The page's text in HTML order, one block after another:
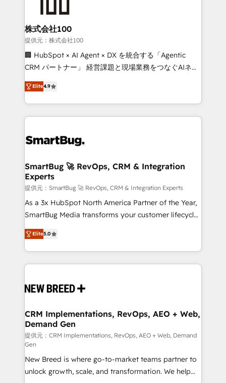
and build AI-powered workflows that drive adoption
from week one, in your time zone. What we do ➤
Onboarding: Live in weeks, with workflows built
around your business, not a template. ➤ Migration:
Move from any legacy CRM. Zero downtime, full data
run your revenue process. Sales, marketing, and
service wired together. ➤ AI and Integrations: Layer
tune-ups, feature rollouts, adoption coaching. Buying
HubSpot, switching to it, or reviving a stale portal?
We are built for the work.
株式会社100
提供元：株式会社100
🏢 HubSpot × AI Agent × DX を統合する「Agentic
CRM パートナー」 経営課題と現場業務をつなぐAIネイ
ティブ・エージェンシーとして、HubSpot Eliteの実装
力で顧客フロント業務を再設計します。 💡 100inc は何
をする会社か？ HubSpotを共通基盤に、AIエージェン
トを組み込んだ顧客フロント業務（マーケティング・営
ィブ・エージェンシーです。事業部・グループ会社・部
を、CRMを軸とした全社共通基盤に再構築します。意
思決定者・PMO・現場担当者に並走します。 1️⃣
HubSpot導入・活用支援 顧客データの一元化から、
GTMの見える化・自動化まで。全Hub統合運用、デー
タ品質設計、グループ横断のCRM統合に対応します。
の一部をAIが自律実行する組織への移行を設計・実装。
Breeze・Claude等をHubSpotと連携させ、役割定義・
革を、構想から実装・定着までPMOとして主導。「設
の統合・浸透・変革管理を実行します。 ▸ CMS戦略設
計・構築：リード獲得・CVR・SEOを前提にした情報設
計・導線設計・テンプレート設計をContent Hubで一体
提供。 ▸ 既存CRM・MAからの移行支援：Salesforce・
Marketo・Pardot等からの移行、カスタム設計、履歴
データ移行と活用設計まで。 ▸ AEO対応：ChatGPT・
Elite4.9
SmartBug 🚀 RevOps, CRM & Integration
Experts
提供元：SmartBug 🚀 RevOps, CRM & Integration Experts
As a 3x HubSpot North America Partner of the Year,
SmartBug Media transforms your customer lifecycle
into a revenue engine. Our unified ecosystem
includes specialized divisions Globalia (AI &
Software) and Point Success Media (Paid Media),
making this the official home for all three brands. 🔄
and system integrations powered by Globalia’s
trainers to drive platform adoption. 📈 Revenue
Generation - Full-funnel marketing and high-
performance advertising via Point Success Media. -
Expert deployment of Breeze AI and custom agents
to automate growth. 🏆 Elite Excellence - 8 platform
accreditations and deep HIPAA-compliance
Elite5.0
CRM Implementations, RevOps, AEO + Web,
Demand Gen
提供元：CRM Implementations, RevOps, AEO + Web, Demand
Gen
New Breed is where go-to-market teams partner to
unlock growth, scale, and transformation. We help